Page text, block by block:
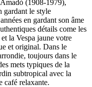
(1908-1979),
gardant le style
en gardant son âme
détails come les
la Vespa jaune votre
et original. Dans le
toujours dans le
mets typiques de la
subtropical avec la
café relaxante.